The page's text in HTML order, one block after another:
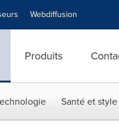
Webdiffusion
Produits
Santé et